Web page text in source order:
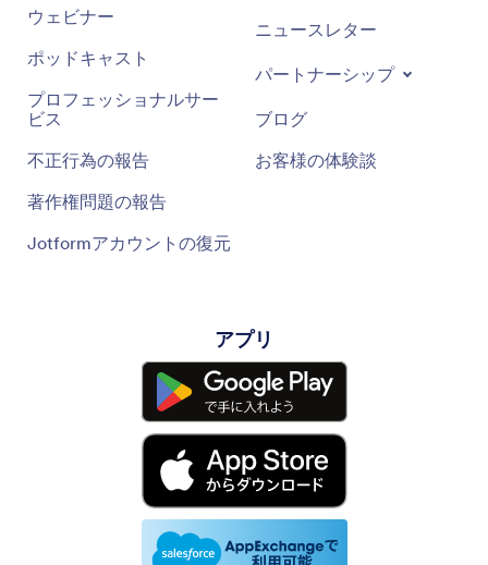
ウェビナー
ポッドキャスト
プロフェッショナルサー
ビス
不正行為の報告
著作権問題の報告
Jotformアカウントの復元
ニュースレター
パートナーシップ
ブログ
お客様の体験談
アプリ